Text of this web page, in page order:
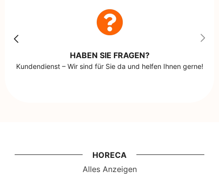
HABEN SIE FRAGEN?
Kundendienst – Wir sind für Sie da und helfen Ihnen gerne!
HORECA
Alles Anzeigen